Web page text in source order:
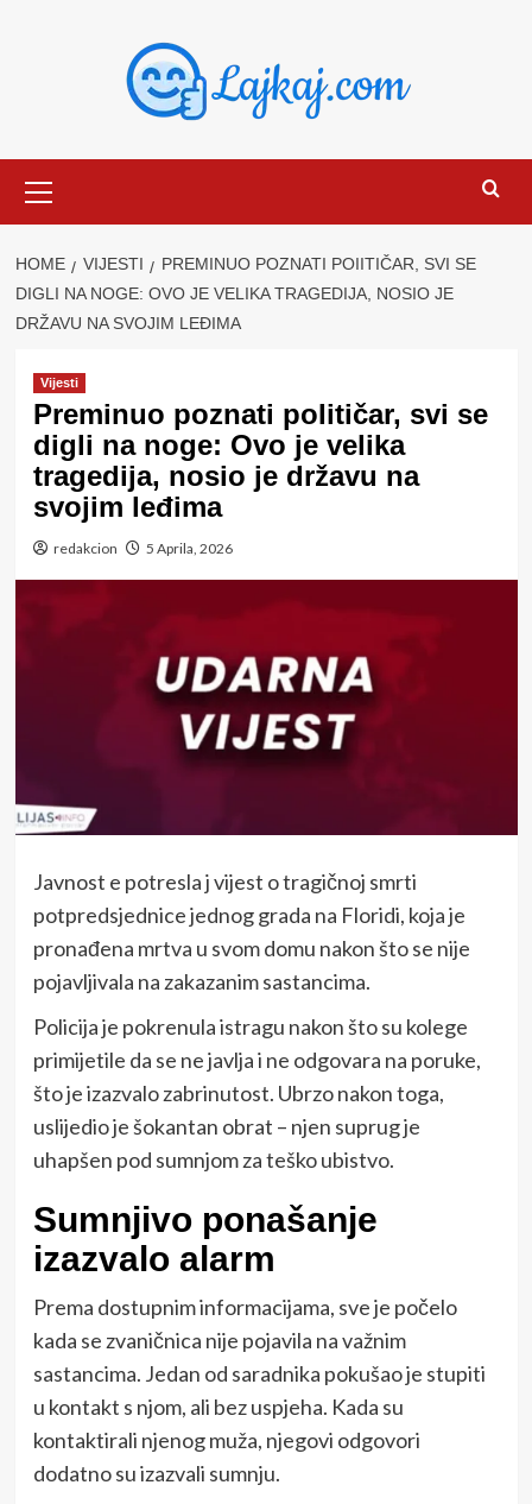
Menu
HOME VIJESTI
PREMINUO POZNATI POIITIČAR, SVI SE
DIGLI NA NOGE: OVO JE VELIKA TRAGEDIJA, NOSIO JE
DRŽAVU NA SVOJIM LEĐIMA
Vijesti
Preminuo poznati poIitičar, svi se
digli na noge: Ovo je velika
tragedija, nosio je državu na
svojim leđima
redakcion 5 Aprila, 2026
Javnost e potresla j vijest o tragičnoj smrti
potpredsjednice jednog grada na Floridi, koja je
pronađena mrtva u svom domu nakon što se nije
pojavljivala na zakazanim sastancima.
Policija je pokrenula istragu nakon što su kolege
primijetile da se ne javlja i ne odgovara na poruke,
što je izazvalo zabrinutost. Ubrzo nakon toga,
uslijedio je šokantan obrat – njen suprug je
uhapšen pod sumnjom za teško ubistvo.
Sumnjivo ponašanje
izazvalo alarm
Prema dostupnim informacijama, sve je počelo
kada se zvaničnica nije pojavila na važnim
sastancima. Jedan od saradnika pokušao je stupiti
u kontakt s njom, ali bez uspjeha. Kada su
kontaktirali njenog muža, njegovi odgovori
dodatno su izazvali sumnju.